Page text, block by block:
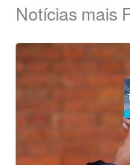
Notícias mais